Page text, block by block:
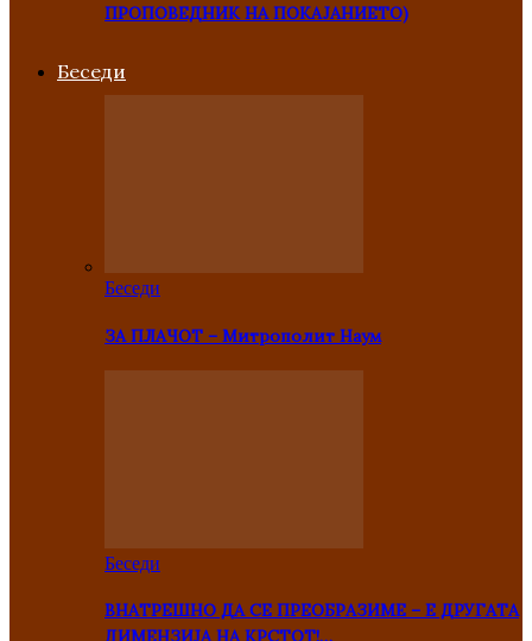
ПРОПОВЕДНИК НА ПОКАЈАНИЕТО)
Беседи
Беседи
ЗА ПЛАЧОТ – Митрополит Наум
Беседи
ВНАТРЕШНО ДА СЕ ПРЕОБРАЗИМЕ – Е ДРУГАТА
ДИМЕНЗИЈА НА КРСТОТ!…